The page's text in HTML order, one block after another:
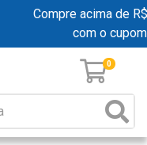
Compre acima de
com o cupom
0